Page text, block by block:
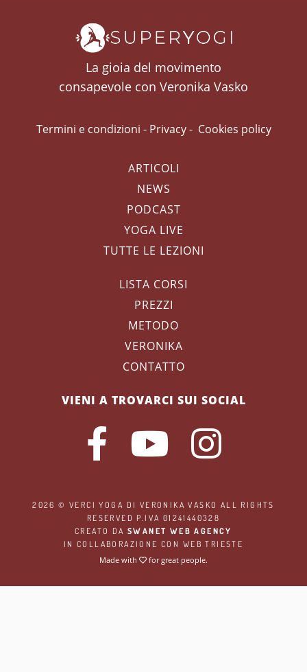
La gioia del movimento
consapevole con Veronika Vasko
Termini e condizioni - Privacy- Cookies policy
ARTICOLI
NEWS
PODCAST
YOGA LIVE
TUTTE LE LEZIONI
LISTA CORSI
PREZZI
METODO
VERONIKA
CONTATTO
VIENI A TROVARCI SUI SOCIAL
2026 ©VERCI YOGA DI VERONIKA VASKO ALL RIGHTS
RESERVED P.IVA 01241440328
CREATO DASWANET WEB AGENCY
IN COLLABORAZIONE CON WEB TRIESTE
Made with
for great people.